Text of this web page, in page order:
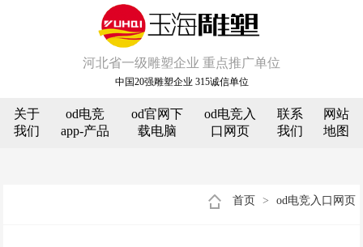
河北省一级雕塑企业 重点推广单位
中国20强雕塑企业 315诚信单位
关于
我们
od电竞
app-产品
od官网下
载电脑
od电竞入
口网页
联系
我们
网站
地图
首页 > od电竞入口网页